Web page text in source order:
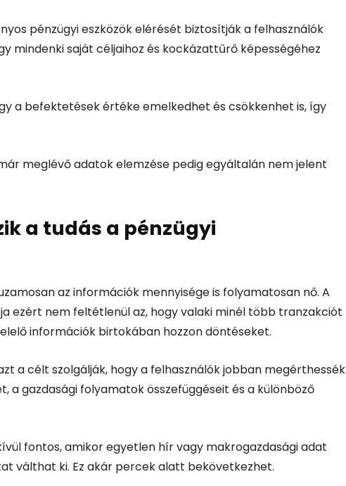
pénzügyi eszközök elérését biztosítják a felhasználók
mindenki saját céljaihoz és kockázattűrő képességéhez
a befektetések értéke emelkedhet és csökkenhet is, így
meglévő adatok elemzése pedig egyáltalán nem jelent
a tudás a pénzügyi
az információk mennyisége is folyamatosan nő. A
ezért nem feltétlenül az, hogy valaki minél több tranzakciót
információk birtokában hozzon döntéseket.
a célt szolgálják, hogy a felhasználók jobban megérthessék
a gazdasági folyamatok összefüggéseit és a különböző
fontos, amikor egyetlen hír vagy makrogazdasági adat
válthat ki. Ez akár percek alatt bekövetkezhet.